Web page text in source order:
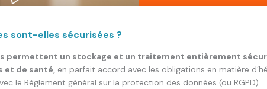
sont-elles sécurisées ?
permettent un stockage et un traitement entièrement
et de santé,en parfait accord avec les obligations en matière
le Règlement général sur la protection des données (ou RGPD).